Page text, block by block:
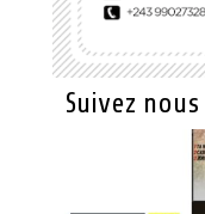
Suivez nous